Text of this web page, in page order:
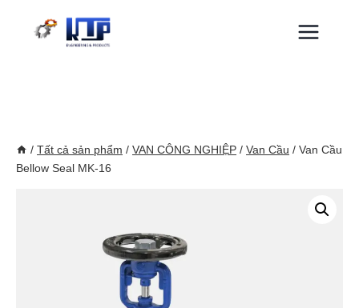
/ Tất cả sản phẩm / VAN CÔNG NGHIỆP / Van Cầu / Van Cầu
Bellow Seal MK-16